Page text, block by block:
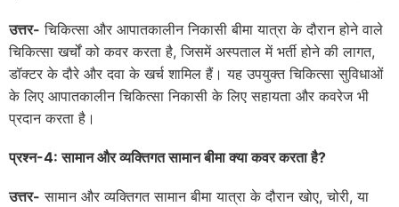
उत्तर- चिकित्सा और आपातकालीन निकासी बीमा यात्रा के दौरान होने वाले
चिकित्सा खर्चों को कवर करता है, जिसमें अस्पताल में भर्ती होने की लागत,
डॉक्टर के दौरे और दवा के खर्च शामिल हैं। यह उपयुक्त चिकित्सा सुविधाओं
के लिए आपातकालीन चिकित्सा निकासी के लिए सहायता और कवरेज भी
प्रदान करता है।
प्रश्न-4:सामान और व्यक्तिगत सामान बीमा क्या कवर करता है?
उत्तर- सामान और व्यक्तिगत सामान बीमा यात्रा के दौरान खोए, चोरी, या